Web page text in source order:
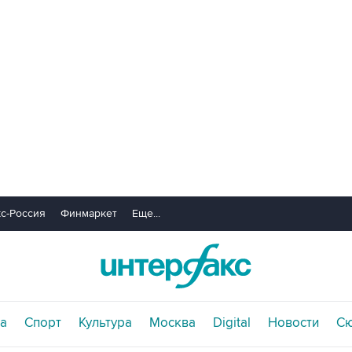
Россия Финмаркет Еще...
Спорт Культура Москва Digital Новости